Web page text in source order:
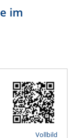
im
Vollbild